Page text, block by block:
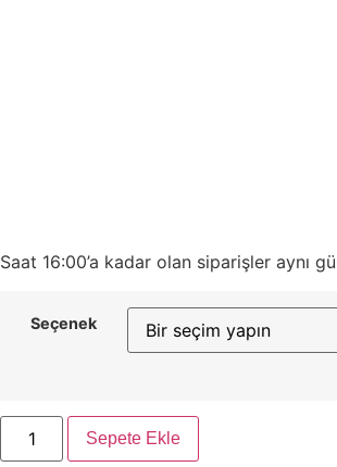
Saat 16:00’a kadar olan siparişler aynı
Seçenek
Sepete Ekle